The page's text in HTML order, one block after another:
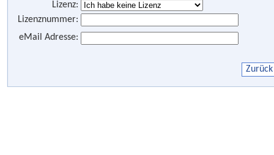
Lizenz:
Lizenznummer:
eMail Adresse: